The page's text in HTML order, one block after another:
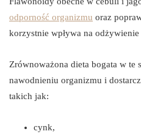
odporność organizmu oraz
korzystnie wpływa na odżywienie
Zrównoważona dieta bogata w te
nawodnieniu organizmu i
takich jak:
cynk,